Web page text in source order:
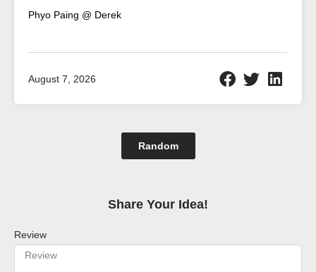
Phyo Paing @ Derek
August 7, 2026
Random
Share Your Idea!​
Review